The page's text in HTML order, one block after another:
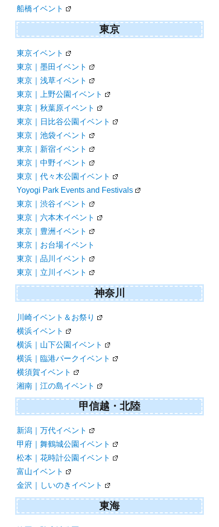
船橋イベント
東京
東京イベント
東京｜墨田イベント
東京｜浅草イベント
東京｜上野公園イベント
東京｜秋葉原イベント
東京｜日比谷公園イベント
東京｜池袋イベント
東京｜新宿イベント
東京｜中野イベント
東京｜代々木公園イベント
Yoyogi Park Events and Festivals
東京｜渋谷イベント
東京｜六本木イベント
東京｜豊洲イベント
東京｜お台場イベント
東京｜品川イベント
東京｜立川イベント
神奈川
川崎イベント＆お祭り
横浜イベント
横浜｜山下公園イベント
横浜｜臨港パークイベント
横須賀イベント
湘南｜江の島イベント
甲信越・北陸
新潟｜万代イベント
甲府｜舞鶴城公園イベント
松本｜花時計公園イベント
富山イベント
金沢｜しいのきイベント
東海